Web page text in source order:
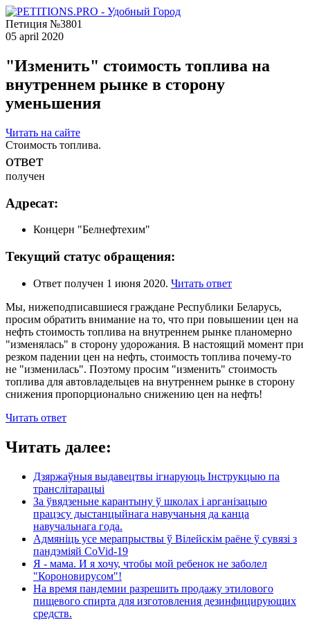
Петиция №3801
05 april 2020
"Изменить" стоимость топлива на
внутреннем рынке в сторону
уменьшения
Читать на сайте
Стоимость топлива.
ответ
получен
Адресат:
Концерн "Белнефтехим"
Текущий статус обращения:
Ответ получен 1 июня 2020. Читать ответ
Мы, нижеподписавшиеся граждане Республики Беларусь,
просим обратить внимание на то, что при повышении цен на
нефть стоимость топлива на внутреннем рынке планомерно
"изменялась" в сторону удорожания. В настоящий момент при
резком падении цен на нефть, стоимость топлива почему-то
не "изменилась". Поэтому просим "изменить" стоимость
топлива для автовладельцев на внутреннем рынке в сторону
снижения пропорционально снижению цен на нефть!
Читать ответ
Читать далее:
Дзяржаўныя выдавецтвы ігнаруюць Інструкцыю па
транслітарацыі
За ўвядзеньне карантыну ў школах і арганізацыю
працэсу дыстанцыйнага навучаньня да канца
навучальнага года.
Адмяніць усе мерапрыствы ў Вілейскім раёне ў сувязі з
пандэміяй CoVid-19
Я - мама. И я хочу, чтобы мой ребенок не заболел
"Короновирусом"!
На время пандемии разрешить продажу этилового
пищевого спирта для изготовления дезинфицирующих
средств.